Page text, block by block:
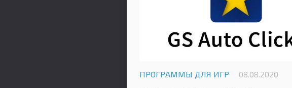
ПРОГРАММЫ ДЛЯ ИГР 08.08.2020